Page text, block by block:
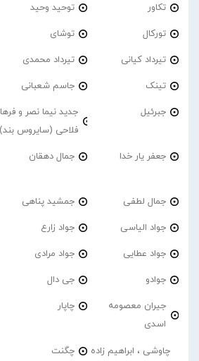
تکاور توحید وحید
تورکال توشای
تیرداد کیانی تیرداد محمدی
تینک جاسم شعبانی
جبرئیل
جدید نیما نصر و
فلاحی (سایروس بند)
جعفر یار خدا جمال دهقان
جمال لطفی جمشید پناهی
جواد الیاسی جواد زارع
جواد عطایی جواد مرادی
جوادو جی دال
جیران معصومه
اسدی
چاپار
چاوشی ، ابراهیم زاده چگنت